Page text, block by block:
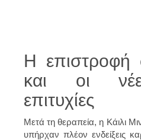
Η επιστροφή
και οι
επιτυχίες
Μετά τη θεραπεία, η Κάιλι
υπήρχαν πλέον ενδείξεις